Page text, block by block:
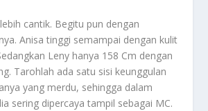
cantik. Begitu pun dengan
Anisa tinggi semampai dengan kulit
Leny hanya 158 Cm dengan
Tarohlah ada satu sisi keunggulan
yang merdu, sehingga dalam
sering dipercaya tampil sebagai MC.